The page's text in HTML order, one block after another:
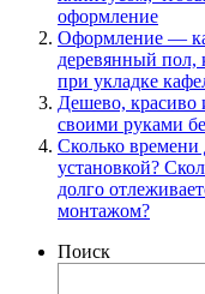
оформление
Оформление —
деревянный пол,
при укладке
Дешево, красиво
своими руками
Сколько времени
установкой?
долго
монтажом?
Поиск